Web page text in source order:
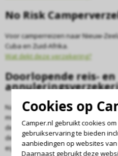
No Risk
Voor camperreizen naar Nieuw-
Cuba en Zuid-Afrika.
Wat dekt deze verzekering?
Doorlopende reis- en
Naast onze No Risk
mogelijkheid een reis- en/of
deze doorlopende verzekeringen
dekking. Ook voor een weekendje
eigen land.
Cookies op
Camper.nl gebruikt cookies
gebruikservaring te bieden
aanbiedingen op websites van
Daarnaast gebruikt deze